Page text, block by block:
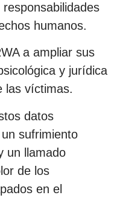
humanos.
a ampliar sus
y jurídica
las víctimas.
datos
sufrimiento
un llamado
de los
en el